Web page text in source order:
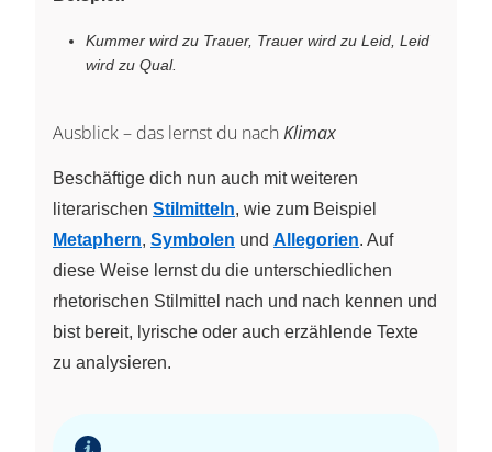
Kummer wird zu Trauer, Trauer wird zu Leid, Leid
wird zu Qual.
Ausblick – das lernst du nach Klimax
Beschäftige dich nun auch mit weiteren
literarischen Stilmitteln, wie zum Beispiel
Metaphern, Symbolen und Allegorien. Auf
diese Weise lernst du die unterschiedlichen
rhetorischen Stilmittel nach und nach kennen und
bist bereit, lyrische oder auch erzählende Texte
zu analysieren.